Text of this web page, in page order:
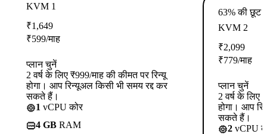
KVM 1
₹1,649
₹599/माह
प्लान चुनें
2 वर्ष के लिए ₹999/माह की कीमत पर रिन्यू
होगा। आप रिन्यूअल किसी भी समय रद्द कर
सकते हैं।
1 vCPU कोर
4 GB RAM
63% की छूट
KVM 2
₹2,099
₹779/माह
प्लान चुनें
2 वर्ष के लिए
होगा। आप
सकते हैं।
2 vCPU